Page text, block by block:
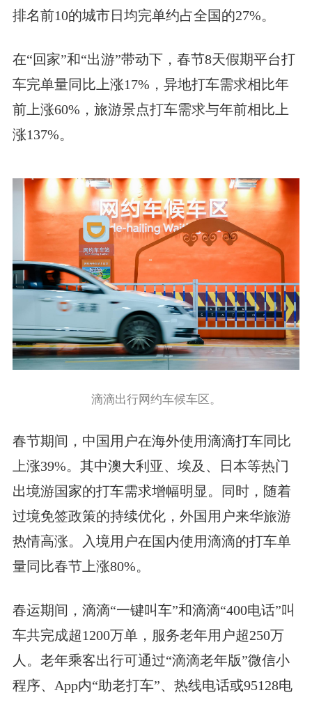
排名前10的城市日均完单约占全国的27%。
在“回家”和“出游”带动下，春节8天假期平台打
车完单量同比上涨17%，异地打车需求相比年
前上涨60%，旅游景点打车需求与年前相比上
涨137%。
滴滴出行网约车候车区。
春节期间，中国用户在海外使用滴滴打车同比
上涨39%。其中澳大利亚、埃及、日本等热门
出境游国家的打车需求增幅明显。同时，随着
过境免签政策的持续优化，外国用户来华旅游
热情高涨。入境用户在国内使用滴滴的打车单
量同比春节上涨80%。
春运期间，滴滴“一键叫车”和滴滴“400电话”叫
车共完成超1200万单，服务老年用户超250万
人。老年乘客出行可通过“滴滴老年版”微信小
程序、App内“助老打车”、热线电话或95128电